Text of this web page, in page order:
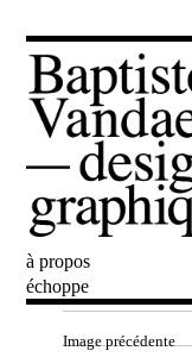
Baptiste
à propos
échoppe
Image précédente